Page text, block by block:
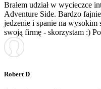
Brałem udział w wycieczce
Adventure Side. Bardzo
jedzenie i spanie na wysokim
swoją firmę - skorzystam :)
Robert D